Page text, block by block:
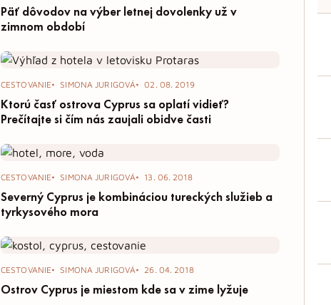
Päť dôvodov na výber letnej dovolenky už v
zimnom období
CESTOVANIE SIMONA JURIGOVÁ 02. 08. 2019
Ktorú časť ostrova Cyprus sa oplatí vidieť?
Prečítajte si čím nás zaujali obidve časti
CESTOVANIE SIMONA JURIGOVÁ 13. 06. 2018
Severný Cyprus je kombináciou tureckých služieb a
tyrkysového mora
CESTOVANIE SIMONA JURIGOVÁ 26. 04. 2018
Ostrov Cyprus je miestom kde sa v zime lyžuje